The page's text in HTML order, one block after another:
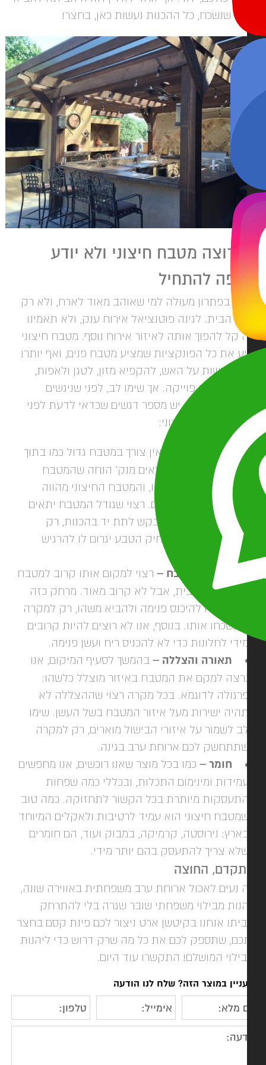
שנשכח, כל ההכנות נעשות כאן, בחצר!
רוצה מטבח חיצוני ולא יודע
להתחיל
בפתרון מעולה למי שאוהב מאוד לארח, ולא רק
הבית. לגינה פוטנציאל אירוח ענק, ולא תאמינו
קל להפוך אותה לאיזור אירוח נוסף. מטבח חיצוני
את כל הפונקציות שמציע מטבח פנים, ואף יותר!
לעשות על האש, להקפיא מזון, לטגן ולאפות,
לעשות פוייקה. אך שימו לב, לפני שניגשים
העיצוב, יש מספר דגשים שכדאי לדעת לפני
מטבח חיצוני;
גודל המטבח –
אין צורך במטבח גדול כמו בתוך
מכיוון שאנו יוצאים מנק' הנחה שהמטבח
מאובזר במלואו, והמטבח החיצוני מהווה
למטבח הקיים. רצוי שגודל המטבח יתאים
היומי, ולמי שיבקש לתת יד בהכנות, רק
שהבישול בחיק הטבע יגרום לו להרגיש
מיקום המטבח –רצוי למקום אותו קרוב למטבח
של הבית, אבל לא קרוב מאוד. מרחק כזה
נוח להיכנס פנימה ולהביא משהו, רק למקרה
אותו. בנוסף, אנו לא רוצים להיות קרובים
לחלונות כדי לא להכניס ריח ועשן פנימה.
תאורה והצללה –בהמשך לסעיף המיקום, אנו
למקם את המטבח באיזור מוצלל כלשהו;
לדוגמא. בכל מקרה רצוי שההצללה לא
ישירות מעל איזור המטבח בשל העשן. שימו
לשמור על איזורי הבישול מוארים, רק למקרה
לכם ארוחת ערב בגינה.
חומר –כמו בכל מוצר שאנו רוכשים, אנו מחפשים
ומינימום התכלות, ובכללי כמה שפחות
מיותרת בכל הקשור לתחזוקה. כמה טוב
חיצוני הוא עמיד לרטיבות ולאקלים המיוחד
נירוסטה, קרמיקה, במבוק ועוד, הם חומרים
צריך להתעסק בהם יותר מידי.
החוצה
נעים לאכול ארוחת ערב משפחתית באווירה שונה,
מבילוי משפחתי שובר שגרה בלי להתרחק
אנחנו בקיטשן ארט ניצור לכם פינת קסם בחצר
שתספק לכם את כל מה שרק דרוש כדי ליהנות
המושלם! התקשרו עוד היום.
במוצר הזה? שלח לנו הודעה